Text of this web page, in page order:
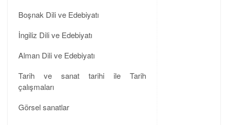
Boşnak Dili ve Edebiyatı
İngiliz Dili ve Edebiyatı
Alman Dili ve Edebiyatı
Tarih ve sanat tarihi ile Tarih
çalışmaları
Görsel sanatlar